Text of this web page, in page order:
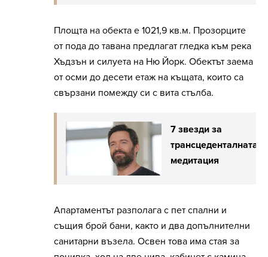
Площта на обекта е 1021,9 кв.м. Прозорците
от пода до тавана предлагат гледка към река
Хъдзън и силуета на Ню Йорк. Обектът заема
от осми до десети етаж на къщата, които са
свързани помежду си с вита стълба.
7 звезди за
трансцеденталната
медитация
Апартаментът разполага с пет спални и
същия брой бани, както и два допълнителни
санитарни възела. Освен това има стая за